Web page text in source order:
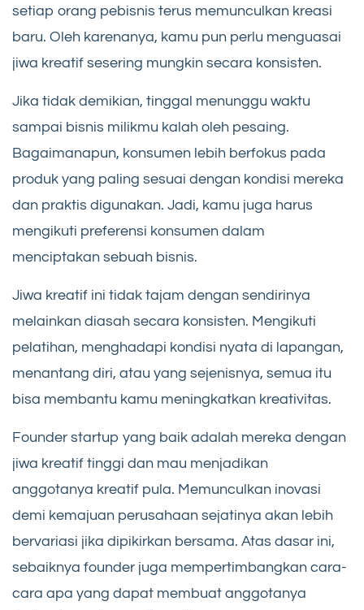
setiap orang pebisnis terus memunculkan kreasi
baru. Oleh karenanya, kamu pun perlu menguasai
jiwa kreatif sesering mungkin secara konsisten.
Jika tidak demikian, tinggal menunggu waktu
sampai bisnis milikmu kalah oleh pesaing.
Bagaimanapun, konsumen lebih berfokus pada
produk yang paling sesuai dengan kondisi mereka
dan praktis digunakan. Jadi, kamu juga harus
mengikuti preferensi konsumen dalam
menciptakan sebuah bisnis.
Jiwa kreatif ini tidak tajam dengan sendirinya
melainkan diasah secara konsisten. Mengikuti
pelatihan, menghadapi kondisi nyata di lapangan,
menantang diri, atau yang sejenisnya, semua itu
bisa membantu kamu meningkatkan kreativitas.
Founder startup yang baik adalah mereka dengan
jiwa kreatif tinggi dan mau menjadikan
anggotanya kreatif pula. Memunculkan inovasi
demi kemajuan perusahaan sejatinya akan lebih
bervariasi jika dipikirkan bersama. Atas dasar ini,
sebaiknya founder juga mempertimbangkan cara-
cara apa yang dapat membuat anggotanya